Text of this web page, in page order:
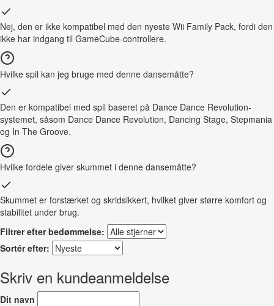
Nej, den er ikke kompatibel med den nyeste Wii Family Pack, fordi den
ikke har indgang til GameCube-controllere.
Hvilke spil kan jeg bruge med denne dansemåtte?
Den er kompatibel med spil baseret på Dance Dance Revolution-
systemet, såsom Dance Dance Revolution, Dancing Stage, Stepmania
og In The Groove.
Hvilke fordele giver skummet i denne dansemåtte?
Skummet er forstærket og skridsikkert, hvilket giver større komfort og
stabilitet under brug.
Filtrer efter bedømmelse:
Sortér efter:
Skriv en kundeanmeldelse
Dit navn